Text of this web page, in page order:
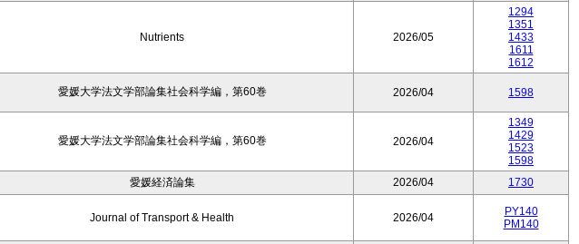
Nutrients 2026/05
1294
1351
1433
1611
1612
愛媛大学法文学部論集社会科学編，第60巻 2026/04 1598
愛媛大学法文学部論集社会科学編，第60巻 2026/04
1349
1429
1523
1598
愛媛経済論集 2026/04 1730
Journal of Transport & Health 2026/04
PY140
PM140